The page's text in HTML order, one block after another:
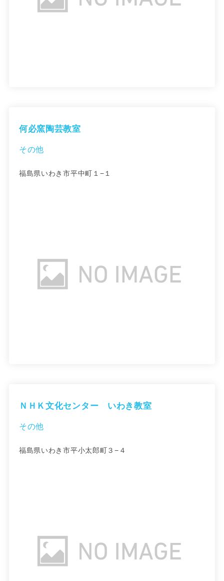
何必窯陶芸教室
その他
福島県いわき市平中町１−１
ＮＨＫ文化センター いわき教室
その他
福島県いわき市平小太郎町３−４